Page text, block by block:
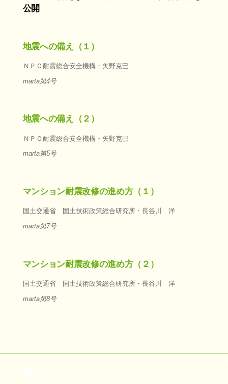
公開
地震への備え（１）
ＮＰＯ耐震総合安全機構・矢野克巳
marta第4号
地震への備え（２）
ＮＰＯ耐震総合安全機構・矢野克巳
marta第5号
マンション耐震改修の進め方（１）
国土交通省 国土技術政策総合研究所・長谷川 洋
marta第7号
マンション耐震改修の進め方（２）
国土交通省 国土技術政策総合研究所・長谷川 洋
marta第8号